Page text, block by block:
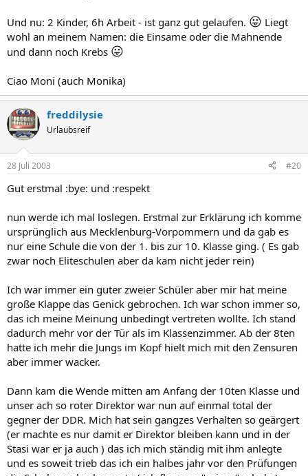
Und nu: 2 Kinder, 6h Arbeit - ist ganz gut gelaufen. 😛 Liegt
wohl an meinem Namen: die Einsame oder die Mahnende
und dann noch Krebs 😛
Ciao Moni (auch Monika)
freddilysie
Urlaubsreif
28 Juli 2003 #20
Gut erstmal :bye: und :respekt
nun werde ich mal loslegen. Erstmal zur Erklärung ich komme
ursprünglich aus Mecklenburg-Vorpommern und da gab es
nur eine Schule die von der 1. bis zur 10. Klasse ging. ( Es gab
zwar noch Eliteschulen aber da kam nicht jeder rein)
Ich war immer ein guter zweier Schüler aber mir hat meine
große Klappe das Genick gebrochen. Ich war schon immer so,
das ich meine Meinung unbedingt vertreten wollte. Ich stand
dadurch mehr vor der Tür als im Klassenzimmer. Ab der 8ten
hatte ich mehr die Jungs im Kopf hielt mich mit den Zensuren
aber immer wacker.
Dann kam die Wende mitten am Anfang der 10ten Klasse und
unser ach so roter Direktor war nun auf einmal total der
gegner der DDR. Mich hat sein gangzes Verhalten so geärgert
(er machte es nur damit er Direktor bleiben kann und in der
Stasi war er ja auch ) das ich mich ständig mit ihm anlegte
und es soweit trieb das ich ein halbes jahr vor den Prüfungen